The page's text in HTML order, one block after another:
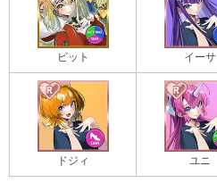
ビット イーサ
ドジィ ユニ